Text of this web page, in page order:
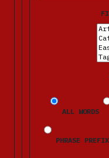
ALL WORDS
PHRASE PREFIX